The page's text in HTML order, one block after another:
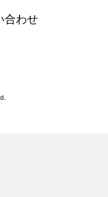
合わせ